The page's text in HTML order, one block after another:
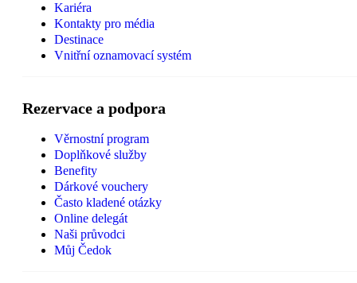
Kariéra
Kontakty pro média
Destinace
Vnitřní oznamovací systém
Rezervace a podpora
Věrnostní program
Doplňkové služby
Benefity
Dárkové vouchery
Často kladené otázky
Online delegát
Naši průvodci
Můj Čedok